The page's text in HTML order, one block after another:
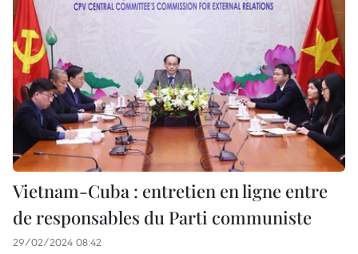
Vietnam-Cuba : entretien en ligne entre
de responsables du Parti communiste
29/02/2024 08:42